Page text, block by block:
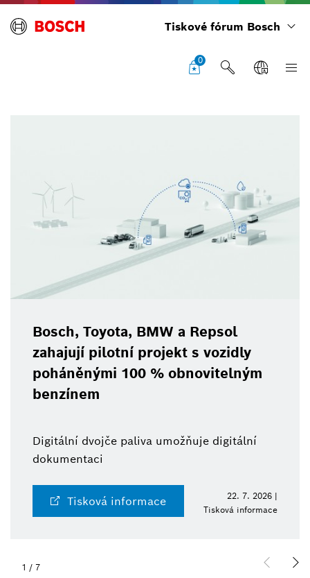
Tiskové fórum Bosch
0
Bosch, Toyota, BMW a Repsol
zahajují pilotní projekt s vozidly
poháněnými 100 % obnovitelným
benzínem
Digitální dvojče paliva umožňuje digitální
dokumentaci
Tisková informace
22. 7. 2026 |
Tisková informace
1 / 7